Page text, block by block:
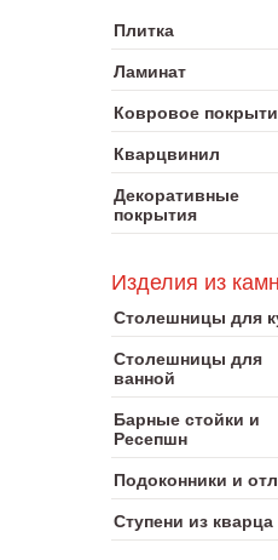
Плитка
Ламинат
Ковровое
Кварцвинил
Декоративные
покрытия
Изделия из
Столешницы для
Столешницы для
ванной
Барные стойки и
Ресепшн
Подоконники и
Ступени из кварца